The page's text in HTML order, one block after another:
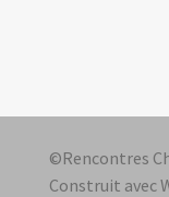
©Rencontres
Construit avec